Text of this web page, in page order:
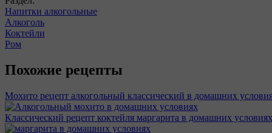
Напитки алкогольные
Алкоголь
Коктейли
Ром
Похожие рецепты
Мохито рецепт алкогольный классический в домашних
Классический рецепт коктейля маргарита в домашних условиях